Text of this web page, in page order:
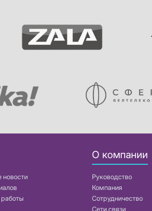
новости
работы
О компании
Руководство
Компания
Сотрудничество
Сети связи